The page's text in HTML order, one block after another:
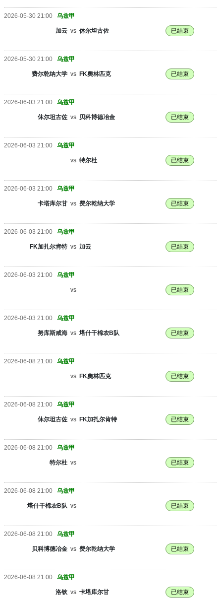
2026-05-30 21:00 乌兹甲
加云 vs 休尔坦古佐 已结束
2026-05-30 21:00 乌兹甲
费尔乾纳大学 vs FK奧林匹克 已结束
2026-06-03 21:00 乌兹甲
休尔坦古佐 vs 贝科博德冶金 已结束
2026-06-03 21:00 乌兹甲
vs 特尔杜 已结束
2026-06-03 21:00 乌兹甲
卡塔库尔甘 vs 费尔乾纳大学 已结束
2026-06-03 21:00 乌兹甲
FK加扎尔肯特 vs 加云 已结束
2026-06-03 21:00 乌兹甲
vs 已结束
2026-06-03 21:00 乌兹甲
努库斯咸海 vs 塔什干棉农B队 已结束
2026-06-08 21:00 乌兹甲
vs FK奧林匹克 已结束
2026-06-08 21:00 乌兹甲
休尔坦古佐 vs FK加扎尔肯特 已结束
2026-06-08 21:00 乌兹甲
特尔杜 vs 已结束
2026-06-08 21:00 乌兹甲
塔什干棉农B队 vs 已结束
2026-06-08 21:00 乌兹甲
贝科博德冶金 vs 费尔乾纳大学 已结束
2026-06-08 21:00 乌兹甲
洛钦 vs 卡塔库尔甘 已结束